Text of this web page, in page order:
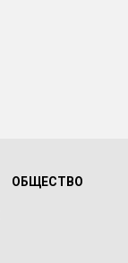
ОБЩЕСТВО